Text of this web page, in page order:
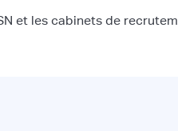
et les cabinets de